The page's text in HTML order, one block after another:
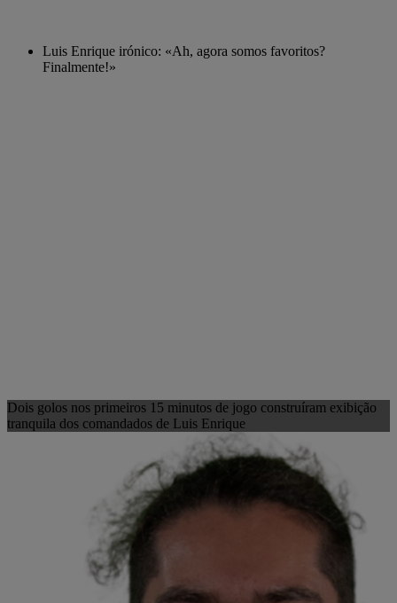
Luis Enrique irónico: «Ah, agora somos favoritos?
Finalmente!»
Dois golos nos primeiros 15 minutos de jogo construíram exibição
tranquila dos comandados de Luis Enrique